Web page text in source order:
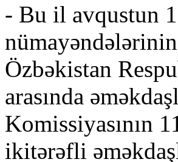
- Bu il avqustun
Özbəkistan
arasında
Komissiyasının
ikitərəfli